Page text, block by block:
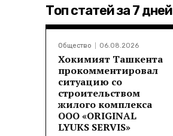
Топ статей за 7 дней
Общество 06.08.2026
Хокимият Ташкента
прокомментировал
ситуацию со
строительством
жилого комплекса
ООО «ORIGINAL
LYUKS SERVIS»